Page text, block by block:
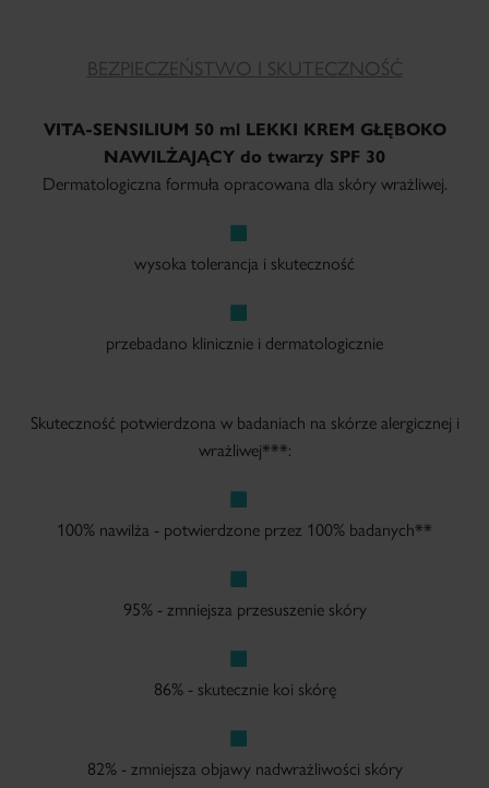
BEZPIECZEŃSTWO I SKUTECZNOŚĆ
VITA-SENSILIUM 50 ml LEKKI KREM GŁĘBOKO
NAWILŻAJĄCY do twarzy SPF 30
Dermatologiczna formuła opracowana dla skóry wrażliwej.
wysoka tolerancja i skuteczność
przebadano klinicznie i dermatologicznie
Skuteczność potwierdzona w badaniach na skórze alergicznej i
wrażliwej***:
100% nawilża - potwierdzone przez 100% badanych**
95% - zmniejsza przesuszenie skóry
86% - skutecznie koi skórę
82% - zmniejsza objawy nadwrażliwości skóry